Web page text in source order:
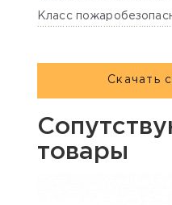
Класс
Скачать
товары